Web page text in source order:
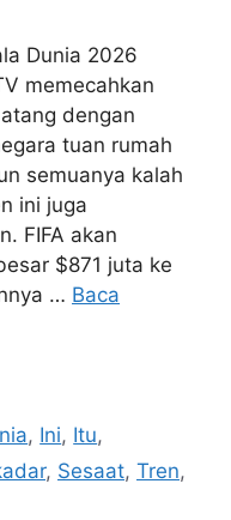
Dunia 2026
memecahkan
dengan
tuan rumah
semuanya kalah
ini juga
FIFA akan
$871 juta ke
… Baca
, Ini, Itu,
, Sesaat, Tren,